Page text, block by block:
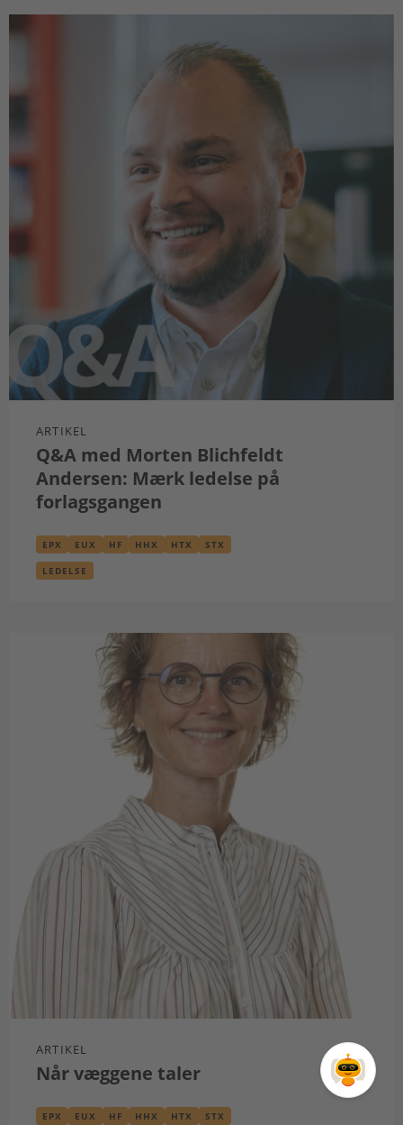
ARTIKEL
Q&A med Morten Blichfeldt
Andersen: Mærk ledelse på
forlagsgangen
EPX EUX HF HHX HTX STX
LEDELSE
ARTIKEL
Når væggene taler
EPX EUX HF HHX HTX STX